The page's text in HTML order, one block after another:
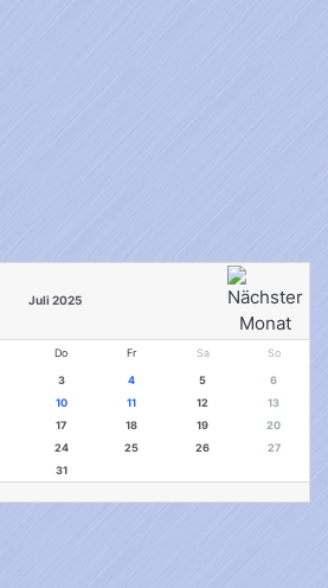
Juli 2025
Do Fr Sa So
3 4 5
6
10 11 12
13
17 18 19
20
24 25 26
27
31